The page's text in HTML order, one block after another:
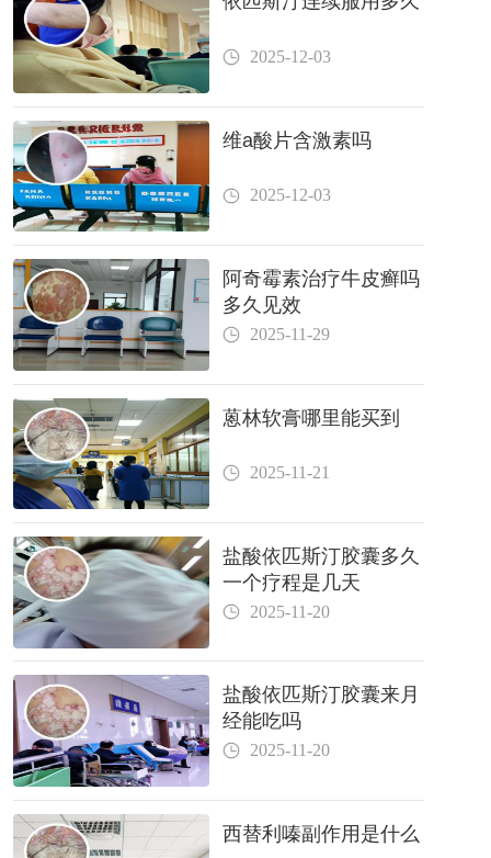
2025-12-03
维a酸片含激素吗
2025-12-03
阿奇霉素治疗牛皮癣吗
多久见效
2025-11-29
蒽林软膏哪里能买到
2025-11-21
盐酸依匹斯汀胶囊多久
一个疗程是几天
2025-11-20
盐酸依匹斯汀胶囊来月
经能吃吗
2025-11-20
西替利嗪副作用是什么